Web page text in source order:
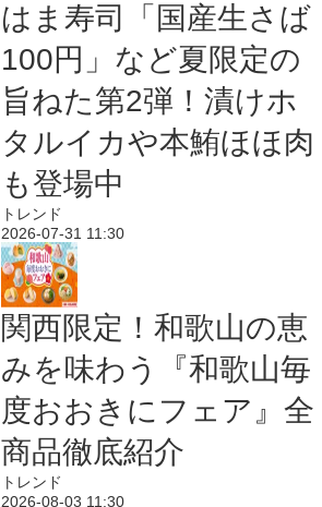
はま寿司「国産生さば
100円」など夏限定の
旨ねた第2弾！漬けホ
タルイカや本鮪ほほ肉
も登場中
トレンド
2026-07-31 11:30
関西限定！和歌山の恵
みを味わう『和歌山毎
度おおきにフェア』全
商品徹底紹介
トレンド
2026-08-03 11:30